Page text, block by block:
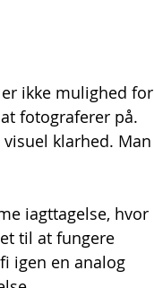
ikke mulighed for
fotograferer på.
klarhed. Man
iagttagelse, hvor
til at fungere
igen en analog